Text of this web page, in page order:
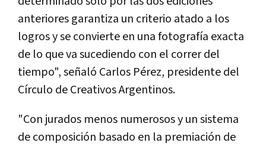
anteriores garantiza un criterio atado a los
logros y se convierte en una fotografí­a exacta
de lo que va sucediendo con el correr del
tiempo", señaló Carlos Pérez, presidente del
Cí­rculo de Creativos Argentinos.
"Con jurados menos numerosos y un sistema
de composición basado en la premiación de